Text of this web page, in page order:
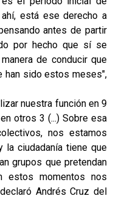
está ese derecho a
antes de partir
por hecho que sí se
de conducir que
han sido estos meses",
nuestra función en 9
otros 3 (...) Sobre esa
nos estamos
la ciudadanía tiene que
grupos que pretendan
estos momentos nos
Andrés Cruz del